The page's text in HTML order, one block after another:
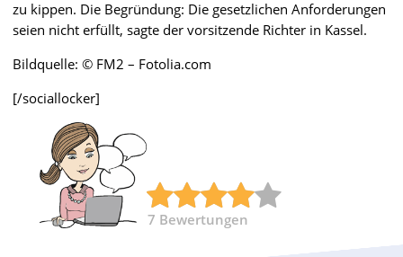
zu kippen. Die Begründung: Die gesetzlichen Anforderungen
seien nicht erfüllt, sagte der vorsitzende Richter in Kassel.
Bildquelle: © FM2 – Fotolia.com
[/sociallocker]
7 Bewertungen